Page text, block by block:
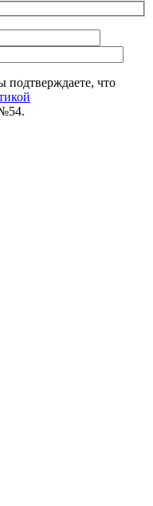
подтверждаете, что